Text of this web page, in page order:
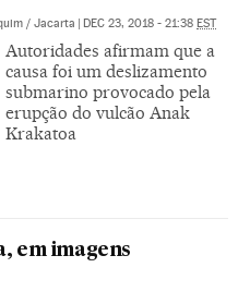
/ Jacarta | DEC 23, 2018 - 21:38 EST
Autoridades afirmam que a
causa foi um deslizamento
submarino provocado pela
erupção do vulcão Anak
Krakatoa
em imagens